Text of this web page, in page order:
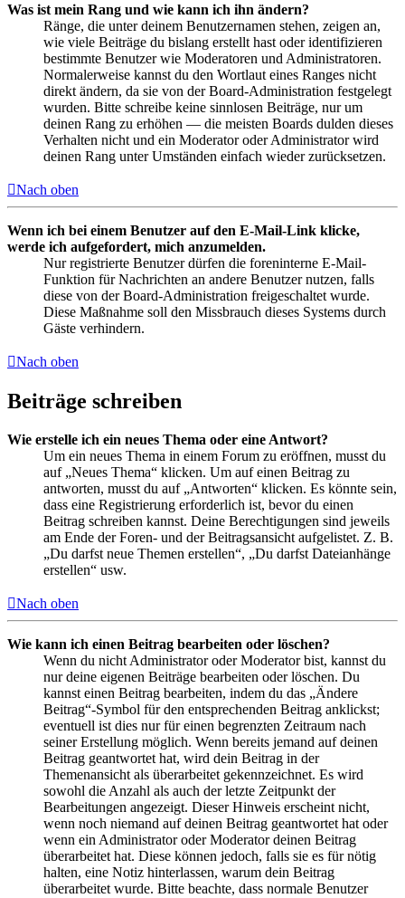
Was ist mein Rang und wie kann ich ihn ändern?
Ränge, die unter deinem Benutzernamen stehen, zeigen an,
wie viele Beiträge du bislang erstellt hast oder identifizieren
bestimmte Benutzer wie Moderatoren und Administratoren.
Normalerweise kannst du den Wortlaut eines Ranges nicht
direkt ändern, da sie von der Board-Administration festgelegt
wurden. Bitte schreibe keine sinnlosen Beiträge, nur um
deinen Rang zu erhöhen — die meisten Boards dulden dieses
Verhalten nicht und ein Moderator oder Administrator wird
deinen Rang unter Umständen einfach wieder zurücksetzen.
Nach oben
Wenn ich bei einem Benutzer auf den E-Mail-Link klicke,
werde ich aufgefordert, mich anzumelden.
Nur registrierte Benutzer dürfen die foreninterne E-Mail-
Funktion für Nachrichten an andere Benutzer nutzen, falls
diese von der Board-Administration freigeschaltet wurde.
Diese Maßnahme soll den Missbrauch dieses Systems durch
Gäste verhindern.
Nach oben
Beiträge schreiben
Wie erstelle ich ein neues Thema oder eine Antwort?
Um ein neues Thema in einem Forum zu eröffnen, musst du
auf „Neues Thema“ klicken. Um auf einen Beitrag zu
antworten, musst du auf „Antworten“ klicken. Es könnte sein,
dass eine Registrierung erforderlich ist, bevor du einen
Beitrag schreiben kannst. Deine Berechtigungen sind jeweils
am Ende der Foren- und der Beitragsansicht aufgelistet. Z. B.
„Du darfst neue Themen erstellen“, „Du darfst Dateianhänge
erstellen“ usw.
Nach oben
Wie kann ich einen Beitrag bearbeiten oder löschen?
Wenn du nicht Administrator oder Moderator bist, kannst du
nur deine eigenen Beiträge bearbeiten oder löschen. Du
kannst einen Beitrag bearbeiten, indem du das „Ändere
Beitrag“-Symbol für den entsprechenden Beitrag anklickst;
eventuell ist dies nur für einen begrenzten Zeitraum nach
seiner Erstellung möglich. Wenn bereits jemand auf deinen
Beitrag geantwortet hat, wird dein Beitrag in der
Themenansicht als überarbeitet gekennzeichnet. Es wird
sowohl die Anzahl als auch der letzte Zeitpunkt der
Bearbeitungen angezeigt. Dieser Hinweis erscheint nicht,
wenn noch niemand auf deinen Beitrag geantwortet hat oder
wenn ein Administrator oder Moderator deinen Beitrag
überarbeitet hat. Diese können jedoch, falls sie es für nötig
halten, eine Notiz hinterlassen, warum dein Beitrag
überarbeitet wurde. Bitte beachte, dass normale Benutzer